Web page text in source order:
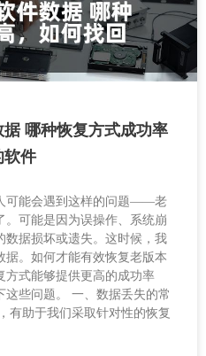
哪种恢复方式成功率
软件
可能会遇到这样的问题——老
。可能是因为误操作、系统崩
数据损坏或遗失。这时候，我
。如何才能有效恢复老版本
方式能够提供更高的成功率
些问题。 一、数据丢失的常
有助于我们采取针对性的恢复